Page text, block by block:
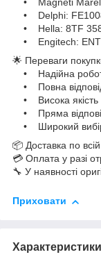
• Magneti
• Delphi:
• Hella: 8TF
• Engitech:
🌟 Переваги
• Надійна
• Повна
• Висока якість
• Пряма
• Широкий вибір
📦 Доставка по
💳 Оплата у разі
🔧 У наявності
Приховати
Характеристики